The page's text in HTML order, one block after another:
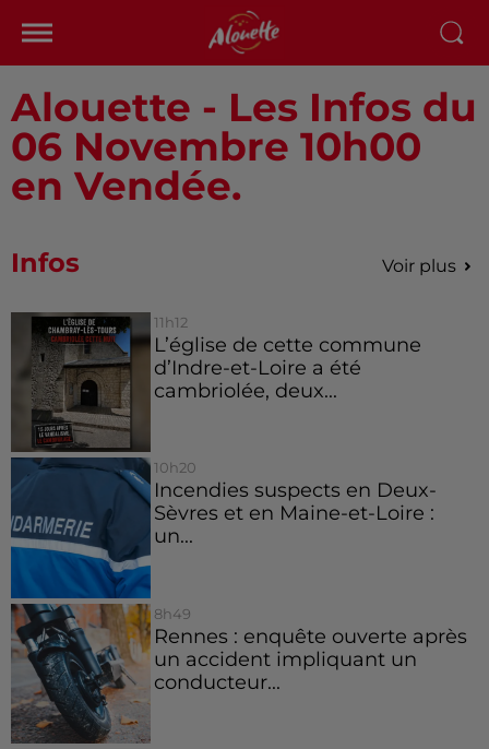
Alouette - Les Infos du
06 Novembre 10h00
en Vendée.
Infos Voir plus
11h12
L’église de cette commune
d’Indre-et-Loire a été
cambriolée, deux...
10h20
Incendies suspects en Deux-
Sèvres et en Maine-et-Loire :
un...
8h49
Rennes : enquête ouverte après
un accident impliquant un
conducteur...